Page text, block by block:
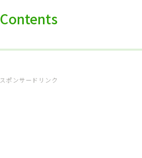
Contents
スポンサードリンク